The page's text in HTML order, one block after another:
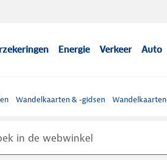
Energie Verkeer Auto
Wandelkaarten & -gidsen Wandelkaarten